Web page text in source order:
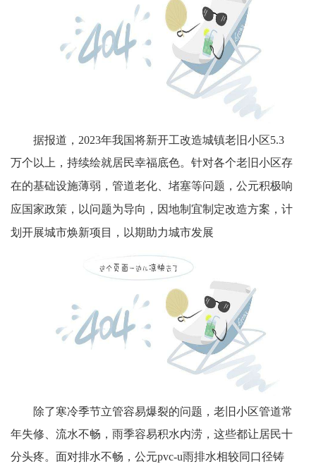
地址 :
浙江省台州市黄岩经济开发区埭西路2号
关注pa凯发真人
 
据报道， 2023年我国将新开工改造城镇老旧小区5.3
万个以上，持续绘就居民幸福底色。 针对各个老旧小区存
在的基础设施薄弱，管道老化、堵塞等问题，公元积极响
应国家政策，以问题为导向，因地制宜制定改造方案，计
划开展城市焕新项目，以期助力城市发展
除了寒冷季节立管容易爆裂的问题，老旧小区管道常
年失修、流水不畅，雨季容易积水内涝，这些都让居民十
分头疼。面对排水不畅，公元pvc-u雨排水相较同口径铸